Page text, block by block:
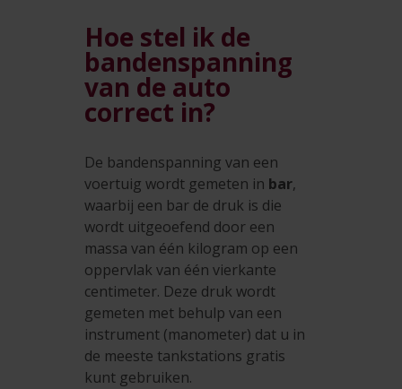
Hoe stel ik de
bandenspanning
van de auto
correct in?
De bandenspanning van een
voertuig wordt gemeten in bar,
waarbij een bar de druk is die
wordt uitgeoefend door een
massa van één kilogram op een
oppervlak van één vierkante
centimeter. Deze druk wordt
gemeten met behulp van een
instrument (manometer) dat u in
de meeste tankstations gratis
kunt gebruiken.